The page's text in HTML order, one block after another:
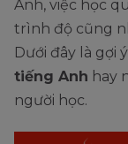
Anh, việc học
trình độ cũng
Dưới đây là gợi
tiếng Anh hay
người học.